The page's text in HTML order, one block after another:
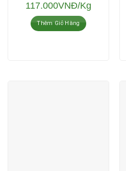
117.000VNĐ/Kg
Thêm Giỏ Hàng